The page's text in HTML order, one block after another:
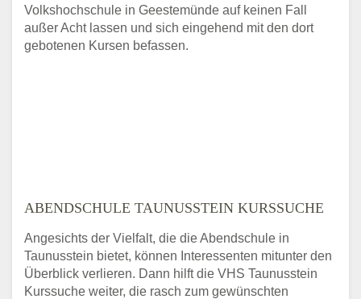
Volkshochschule in Geestemünde auf keinen Fall
außer Acht lassen und sich eingehend mit den dort
gebotenen Kursen befassen.
ABENDSCHULE TAUNUSSTEIN KURSSUCHE
Angesichts der Vielfalt, die die Abendschule in
Taunusstein bietet, können Interessenten mitunter den
Überblick verlieren. Dann hilft die VHS Taunusstein
Kurssuche weiter, die rasch zum gewünschten